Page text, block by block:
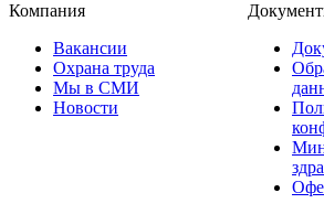
Компания
Вакансии
Охрана труда
Мы в СМИ
Новости